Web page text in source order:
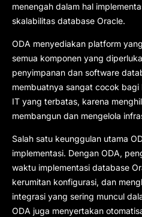
menengah dalam hal
skalabilitas database Oracle.
ODA menyediakan platform
semua komponen yang
penyimpanan dan software
membuatnya sangat cocok
IT yang terbatas, karena
membangun dan mengelola
Salah satu keunggulan utama
implementasi. Dengan ODA,
waktu implementasi database
kerumitan konfigurasi, dan
integrasi yang sering muncul
ODA juga menyertakan